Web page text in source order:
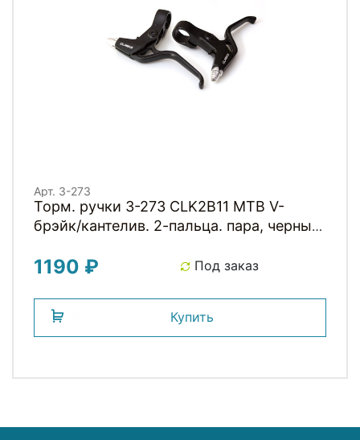
Арт. 3-273
Торм. ручки 3-273 CLK2B11 MTB V-
брэйк/кантелив. 2-пальца. пара, черные
1190 ₽ Под заказ
Купить